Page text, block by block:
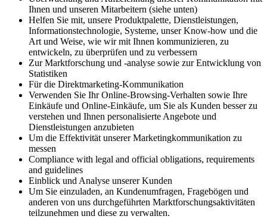
Ihnen und unseren Mitarbeitern (siehe unten)
Helfen Sie mit, unsere Produktpalette, Dienstleistungen,
Informationstechnologie, Systeme, unser Know-how und die
Art und Weise, wie wir mit Ihnen kommunizieren, zu
entwickeln, zu überprüfen und zu verbessern
Zur Marktforschung und -analyse sowie zur Entwicklung von
Statistiken
Für die Direktmarketing-Kommunikation
Verwenden Sie Ihr Online-Browsing-Verhalten sowie Ihre
Einkäufe und Online-Einkäufe, um Sie als Kunden besser zu
verstehen und Ihnen personalisierte Angebote und
Dienstleistungen anzubieten
Um die Effektivität unserer Marketingkommunikation zu
messen
Compliance with legal and official obligations, requirements
and guidelines
Einblick und Analyse unserer Kunden
Um Sie einzuladen, an Kundenumfragen, Fragebögen und
anderen von uns durchgeführten Marktforschungsaktivitäten
teilzunehmen und diese zu verwalten.